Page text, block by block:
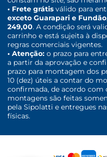
• Frete grátis válido para
exceto Guarapari e Fundão
249,00. A condição será
carrinho e está sujeita à
regras comerciais vigentes.
• Atenção: o prazo para
a partir da aprovação e
prazo para montagem dos
10 (dez) úteis a contar do
confirmada, de acordo com
montagens são feitas
pela Sipolatti e entregues
físicas.